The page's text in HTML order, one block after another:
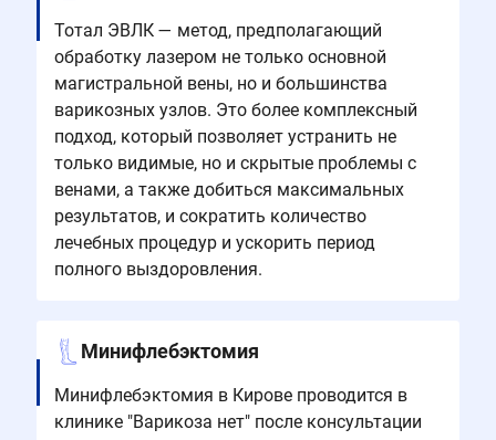
Тотал ЭВЛК — метод, предполагающий
обработку лазером не только основной
магистральной вены, но и большинства
варикозных узлов. Это более комплексный
подход, который позволяет устранить не
только видимые, но и скрытые проблемы с
венами, а также добиться максимальных
результатов, и сократить количество
лечебных процедур и ускорить период
полного выздоровления.
Минифлебэктомия
Минифлебэктомия в Кирове проводится в
клинике "Варикоза нет" после консультации